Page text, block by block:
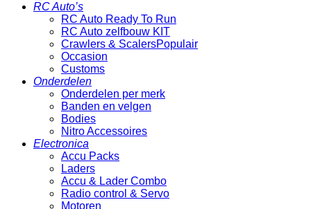
RC Auto’s
RC Auto Ready To Run
RC Auto zelfbouw KIT
Crawlers & Scalers
Occasion
Customs
Onderdelen
Onderdelen per merk
Banden en velgen
Bodies
Nitro Accessoires
Electronica
Accu Packs
Laders
Accu & Lader Combo
Radio control & Servo
Motoren